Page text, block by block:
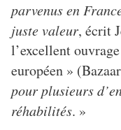
parvenus en
juste valeur, écrit
l’excellent
européen »
pour plusieurs
réhabilités. »